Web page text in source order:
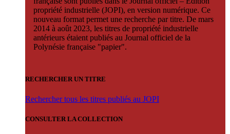
propriété industrielle (JOPI), en version numérique. Ce
nouveau format permet une recherche par titre. De mars
2014 à août 2023, les titres de propriété industrielle
antérieurs étaient publiés au Journal officiel de la
Polynésie française "papier".
RECHERCHER UN TITRE
Rechercher tous les titres publiés au JOPI
CONSULTER LA COLLECTION